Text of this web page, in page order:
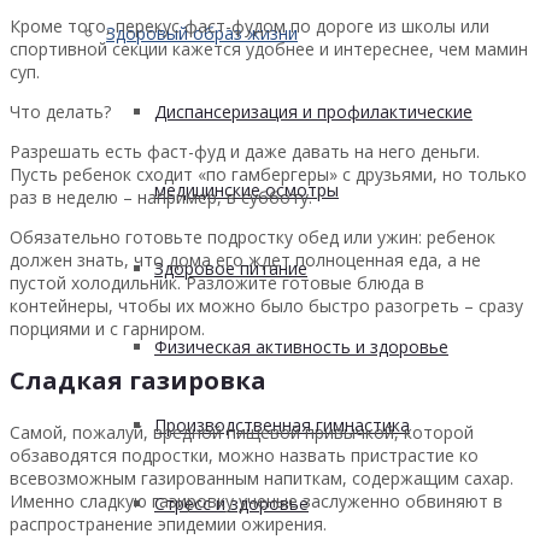
Здоровый образ жизни
Диспансеризация и профилактические
медицинские осмотры
Здоровое питание
Физическая активность и здоровье
Производственная гимнастика
Стресс и здоровье
Кроме того, перекус фаст-фудом по дороге из школы или
спортивной секции кажется удобнее и интереснее, чем мамин
суп.
Что делать?
Разрешать есть фаст-фуд и даже давать на него деньги.
Пусть ребенок сходит «по гамбергеры» с друзьями, но только
раз в неделю – например, в субботу.
Обязательно готовьте подростку обед или ужин: ребенок
должен знать, что дома его ждет полноценная еда, а не
пустой холодильник. Разложите готовые блюда в
контейнеры, чтобы их можно было быстро разогреть – сразу
порциями и с гарниром.
Сладкая газировка
Самой, пожалуй, вредной пищевой привычкой, которой
обзаводятся подростки, можно назвать пристрастие ко
всевозможным газированным напиткам, содержащим сахар.
Именно сладкую газировку ученые заслуженно обвиняют в
распространение эпидемии ожирения.